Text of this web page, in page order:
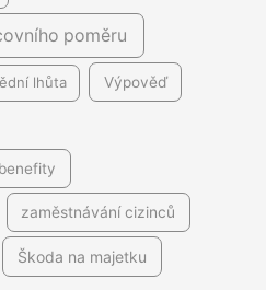
poměru
lhůta Výpověď
zaměstnávání cizinců
Škoda na majetku